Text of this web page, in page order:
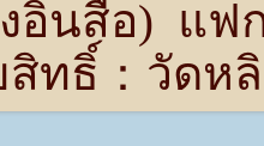
งอิ่นสื้อ) แฟก
สิทธิ์：วัดห